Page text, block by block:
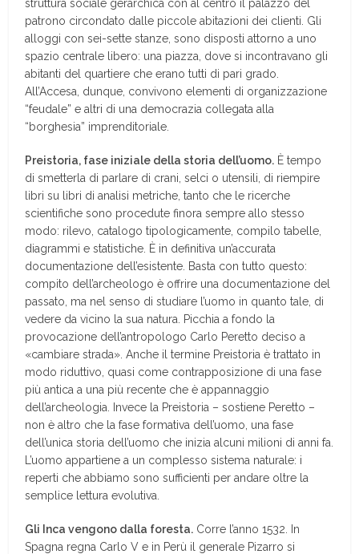
struttura sociale gerarchica con al centro il palazzo del
patrono circondato dalle piccole abitazioni dei clienti. Gli
alloggi con sei-sette stanze, sono disposti attorno a uno
spazio centrale libero: una piazza, dove si incontravano gli
abitanti del quartiere che erano tutti di pari grado.
All’Accesa, dunque, convivono elementi di organizzazione
“feudale” e altri di una democrazia collegata alla
“borghesia” imprenditoriale.
Preistoria, fase iniziale della storia dell’uomo. È tempo
di smetterla di parlare di crani, selci o utensili, di riempire
libri su libri di analisi metriche, tanto che le ricerche
scientifiche sono procedute finora sempre allo stesso
modo: rilevo, catalogo tipologicamente, compilo tabelle,
diagrammi e statistiche. È in definitiva un’accurata
documentazione dell’esistente. Basta con tutto questo:
compito dell’archeologo è offrire una documentazione del
passato, ma nel senso di studiare l’uomo in quanto tale, di
vedere da vicino la sua natura. Picchia a fondo la
provocazione dell’antropologo Carlo Peretto deciso a
«cambiare strada». Anche il termine Preistoria è trattato in
modo riduttivo, quasi come contrapposizione di una fase
più antica a una più recente che è appannaggio
dell’archeologia. Invece la Preistoria – sostiene Peretto –
non è altro che la fase formativa dell’uomo, una fase
dell’unica storia dell’uomo che inizia alcuni milioni di anni fa.
L’uomo appartiene a un complesso sistema naturale: i
reperti che abbiamo sono sufficienti per andare oltre la
semplice lettura evolutiva.
Gli Inca vengono dalla foresta. Corre l’anno 1532. In
Spagna regna Carlo V e in Perù il generale Pizarro si